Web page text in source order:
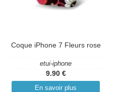
Coque iPhone 7 Fleurs rose
etui-iphone
9.90 €
En savoir plus